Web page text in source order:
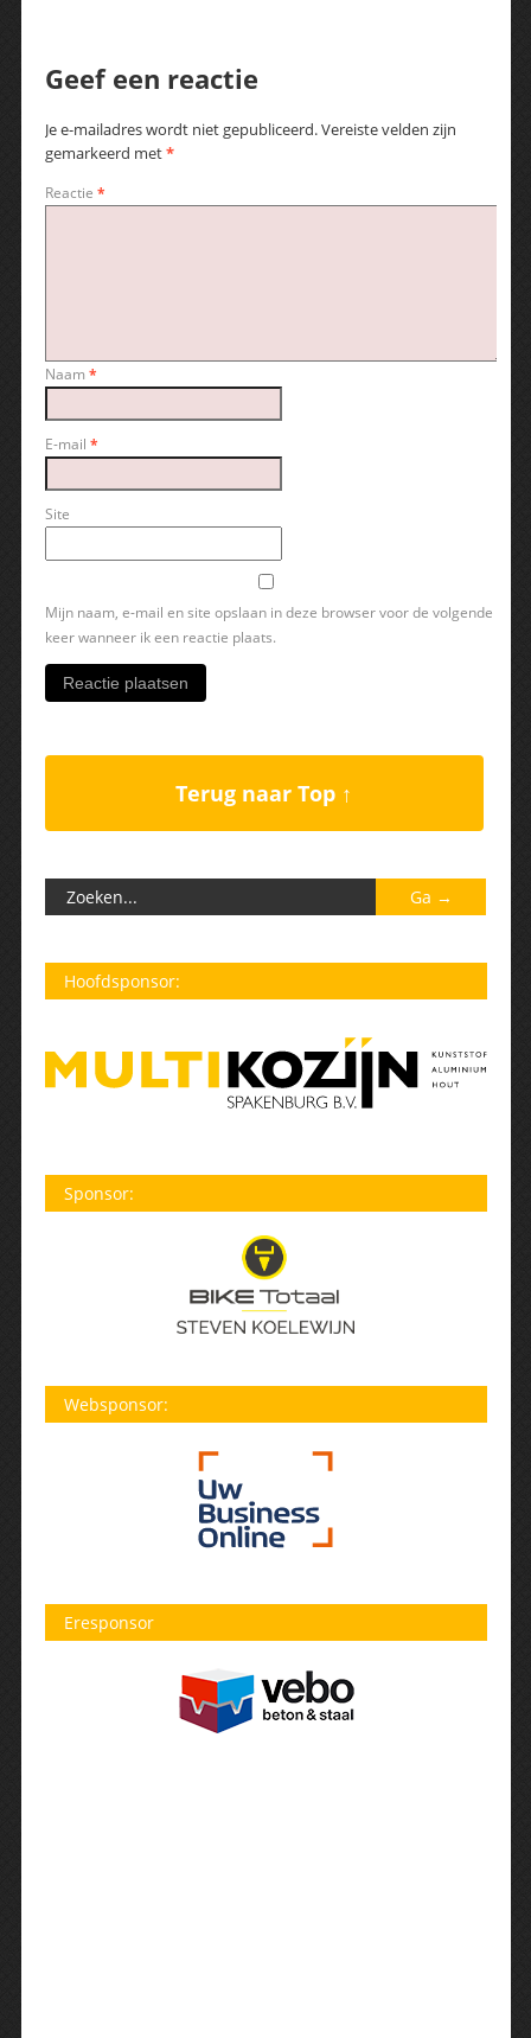
Geef een reactie
Je e-mailadres wordt niet gepubliceerd.Vereiste velden zijn
gemarkeerd met*
Reactie *
Naam *
E-mail *
Site
Mijn naam, e-mail en site opslaan in deze browser voor de volgende
keer wanneer ik een reactie plaats.
Terug naar Top ↑
Hoofdsponsor:
Sponsor:
Websponsor:
Eresponsor